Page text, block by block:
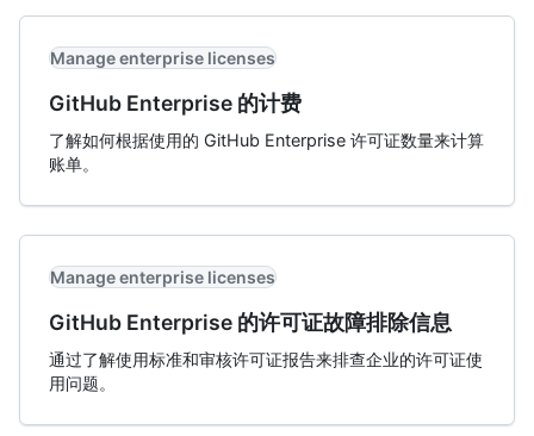
Manage enterprise licenses
GitHub Enterprise 的计费
了解如何根据使用的 GitHub Enterprise 许可证数量来计算
账单。
Manage enterprise licenses
GitHub Enterprise 的许可证故障排除信息
通过了解使用标准和审核许可证报告来排查企业的许可证使
用问题。